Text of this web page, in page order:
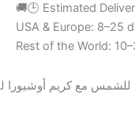
🚚🕒 Estimated
USA & Europe: 8–25
Rest of the World:
للشمس مع كريم أوشيورا